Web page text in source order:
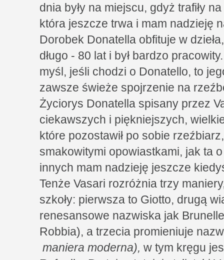
dnia były na miejscu, gdyż trafiły
która jeszcze trwa i mam nadzieję
Dorobek Donatella obfituje w
długo - 80 lat i był bardzo
myśl, jeśli chodzi o Donatello, to
zawsze świeże spojrzenie na
Życiorys Donatella spisany przez
ciekawszych i piękniejszych,
które pozostawił po sobie
smakowitymi opowiastkami, jak ta
innych mam nadzieję jeszcze
Tenże Vasari rozróżnia trzy
szkoły: pierwsza to Giotto, drugą
renesansowe nazwiska jak
Robbia), a trzecia promieniuje
maniera moderna), w tym kręgu